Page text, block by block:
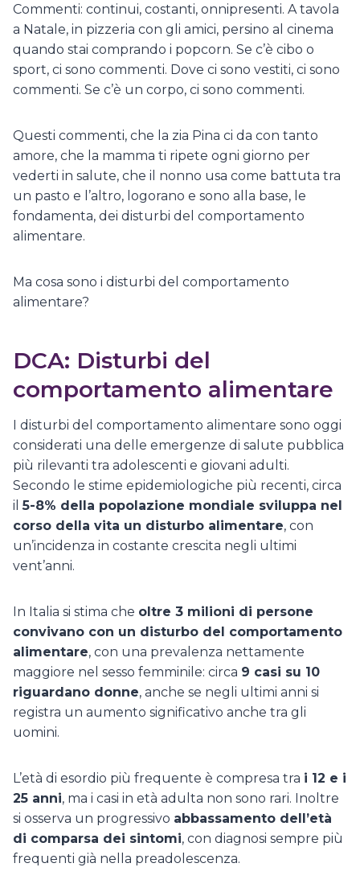
Commenti: continui, costanti, onnipresenti. A tavola
a Natale, in pizzeria con gli amici, persino al cinema
quando stai comprando i popcorn. Se c’è cibo o
sport, ci sono commenti. Dove ci sono vestiti, ci sono
commenti. Se c’è un corpo, ci sono commenti.
Questi commenti, che la zia Pina ci da con tanto
amore, che la mamma ti ripete ogni giorno per
vederti in salute, che il nonno usa come battuta tra
un pasto e l’altro, logorano e sono alla base, le
fondamenta, dei disturbi del comportamento
alimentare.
Ma cosa sono i disturbi del comportamento
alimentare?
DCA: Disturbi del
comportamento alimentare
I disturbi del comportamento alimentare sono oggi
considerati una delle emergenze di salute pubblica
più rilevanti tra adolescenti e giovani adulti.
Secondo le stime epidemiologiche più recenti, circa
il5-8% della popolazione mondiale sviluppa nel
corso della vita un disturbo alimentare, con
un’incidenza in costante crescita negli ultimi
vent’anni.
In Italia si stima che oltre 3 milioni di persone
convivano con un disturbo del comportamento
alimentare, con una prevalenza nettamente
maggiore nel sesso femminile: circa 9 casi su 10
riguardano donne, anche se negli ultimi anni si
registra un aumento significativo anche tra gli
uomini.
L’età di esordio più frequente è compresa tra i 12 e i
25 anni, ma i casi in età adulta non sono rari. Inoltre
si osserva un progressivo abbassamento dell’età
di comparsa dei sintomi, con diagnosi sempre più
frequenti già nella preadolescenza.